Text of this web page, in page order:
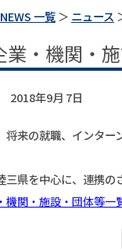
NEWS 一覧 ＞ ニュース
業・機関・
2018年9月 7日
将来の就職、インター
三県を中心に、連携の
機関・施設・団体等